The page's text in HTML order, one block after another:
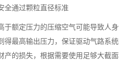
全通过颗粒直径标准
额定压力的压缩空气可能导致人身
最高输出压力，保证驱动气路系统
的损失，根据需要使用足够大截面